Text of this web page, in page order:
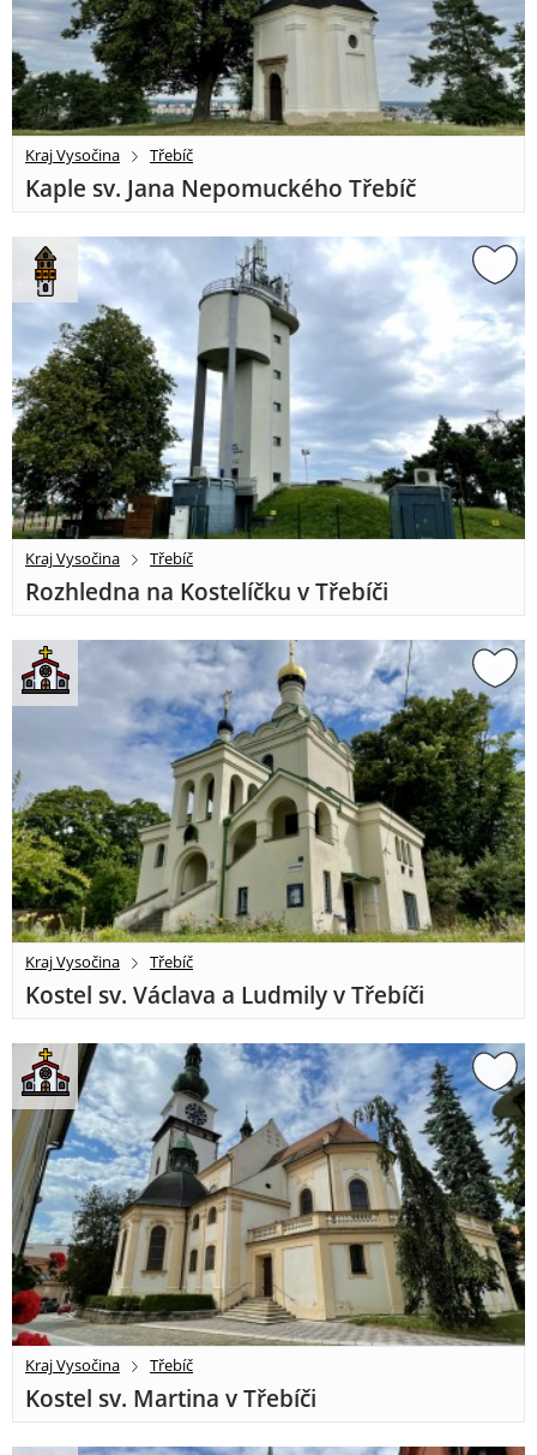
Kraj Vysočina Třebíč
Kaple sv. Jana Nepomuckého Třebíč
Kraj Vysočina Třebíč
Rozhledna na Kostelíčku v Třebíči
Kraj Vysočina Třebíč
Kostel sv. Václava a Ludmily v Třebíči
Kraj Vysočina Třebíč
Kostel sv. Martina v Třebíči